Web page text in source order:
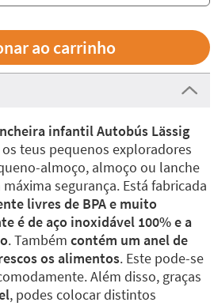
infantil Autobús Lässig
teus pequenos exploradores
almoço, almoço ou lanche
segurança. Está fabricada
livres de BPA e muito
é de aço inoxidável 100% e a
. Também contém um anel de
os alimentos. Este pode-se
Além disso, graças
, podes colocar distintos